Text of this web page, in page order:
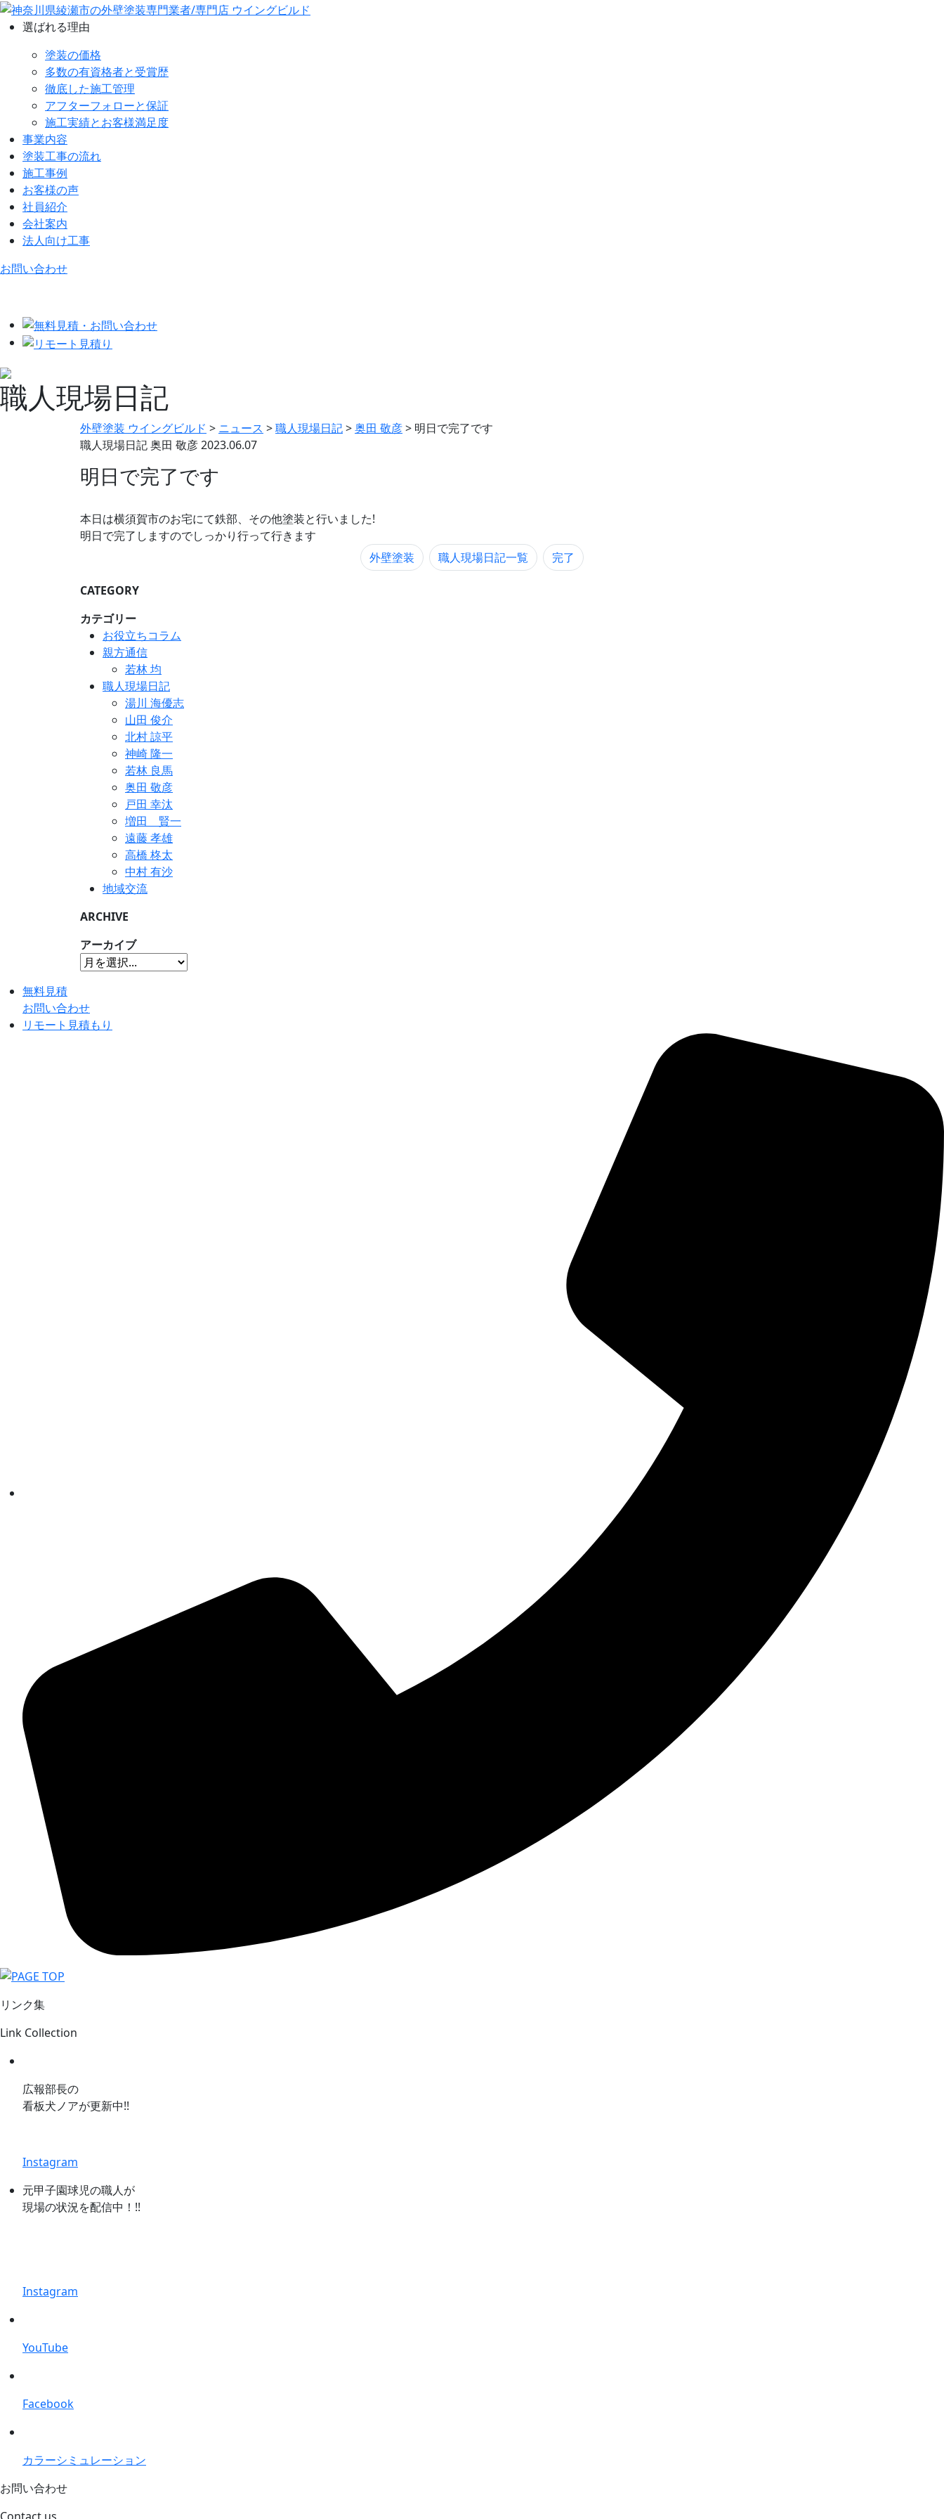
選ばれる理由
塗装の価格
多数の有資格者と受賞歴
徹底した施工管理
アフターフォローと保証
施工実績とお客様満足度
事業内容
塗装工事の流れ
施工事例
お客様の声
社員紹介
会社案内
法人向け工事
お問い合わせ
職人現場日記
外壁塗装 ウイングビルド > ニュース >職人現場日記>奥田 敬彦> 明日で完了です
職人現場日記奥田 敬彦2023.06.07
明日で完了です
本日は横須賀市のお宅にて鉄部、その他塗装と行いました!
明日で完了しますのでしっかり行って行きます
外壁塗装
職人現場日記一覧 完了
CATEGORY
カテゴリー
お役立ちコラム
親方通信
若林 均
職人現場日記
湯川 海優志
山田 俊介
北村 諒平
神崎 隆一
若林 良馬
奥田 敬彦
戸田 幸汰
増田 賢一
遠藤 孝雄
高橋 柊太
中村 有沙
地域交流
ARCHIVE
アーカイブ
無料見積
お問い合わせ
リモート見積もり
リンク集
Link Collection
広報部長の
看板犬ノアが更新中!!
Instagram
元甲子園球児の職人が
現場の状況を配信中！!!
Instagram
YouTube
Facebook
カラーシミュレーション
お問い合わせ